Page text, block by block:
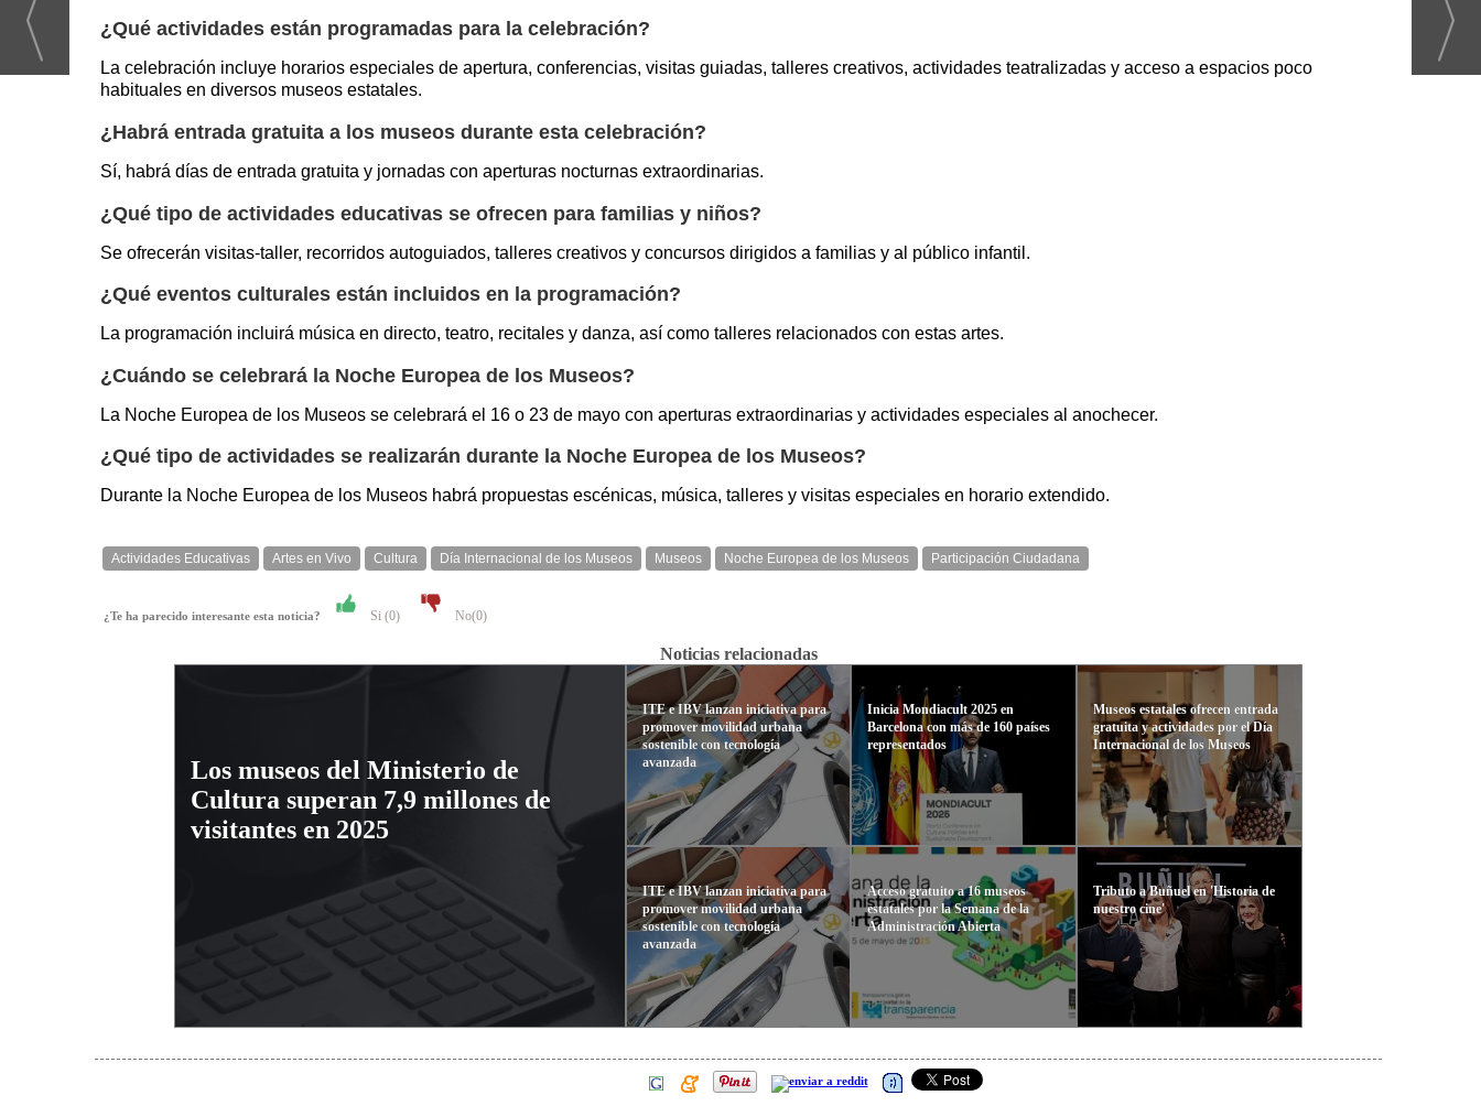
¿Qué actividades están programadas para la celebración?
La celebración incluye horarios especiales de apertura, conferencias, visitas guiadas, talleres creativos, actividades teatralizadas y acceso a espacios poco
habituales en diversos museos estatales.
¿Habrá entrada gratuita a los museos durante esta celebración?
Sí, habrá días de entrada gratuita y jornadas con aperturas nocturnas extraordinarias.
¿Qué tipo de actividades educativas se ofrecen para familias y niños?
Se ofrecerán visitas-taller, recorridos autoguiados, talleres creativos y concursos dirigidos a familias y al público infantil.
¿Qué eventos culturales están incluidos en la programación?
La programación incluirá música en directo, teatro, recitales y danza, así como talleres relacionados con estas artes.
¿Cuándo se celebrará la Noche Europea de los Museos?
La Noche Europea de los Museos se celebrará el 16 o 23 de mayo con aperturas extraordinarias y actividades especiales al anochecer.
¿Qué tipo de actividades se realizarán durante la Noche Europea de los Museos?
Durante la Noche Europea de los Museos habrá propuestas escénicas, música, talleres y visitas especiales en horario extendido.
Actividades Educativas Artes en Vivo Cultura Día Internacional de los Museos Museos Noche Europea de los Museos Participación Ciudadana
¿Te ha parecido interesante esta noticia? Si (0) No(0)
Noticias relacionadas
Los museos del Ministerio de
Cultura superan 7,9 millones de
visitantes en 2025
ITE e IBV lanzan iniciativa para
promover movilidad urbana
sostenible con tecnología
avanzada
ITE e IBV lanzan iniciativa para
promover movilidad urbana
sostenible con tecnología
avanzada
Inicia Mondiacult 2025 en
Barcelona con más de 160 países
representados
Acceso gratuito a 16 museos
estatales por la Semana de la
Administración Abierta
Museos estatales ofrecen entrada
gratuita y actividades por el Día
Internacional de los Museos
Tributo a Buñuel en 'Historia de
nuestro cine'